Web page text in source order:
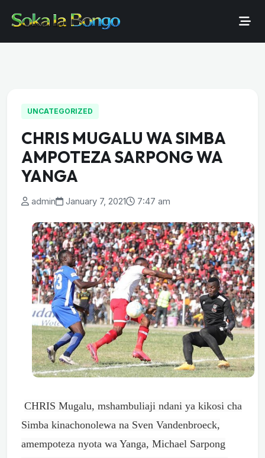
UNCATEGORIZED
CHRIS MUGALU WA SIMBA
AMPOTEZA SARPONG WA
YANGA
admin January 7, 2021 7:47 am
CHRIS Mugalu, mshambuliaji ndani ya kikosi cha
Simba kinachonolewa na Sven Vandenbroeck,
amempoteza nyota wa Yanga, Michael Sarpong